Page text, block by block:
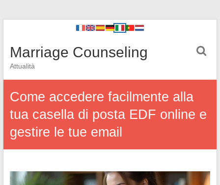
Marriage Counseling
Attualità
Come accedere facilmente alla
tua casella di posta EDF online e
gestire le tue email